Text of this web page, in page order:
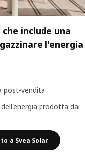
include una
l'energia
post-vendita
prodotta dai
a Svea Solar